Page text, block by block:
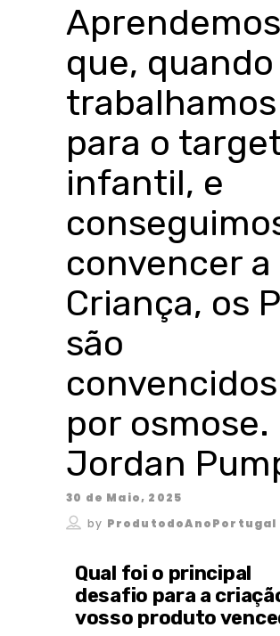
Aprendemos
que, quando
trabalhamos
para o
infantil, e
convencer a
Criança, os
são
convencidos
por osmose.
Jordan
30 de Maio, 2025
by ProdutodoAnoPortugal
Qual foi o principal
desafio para a
vosso produto